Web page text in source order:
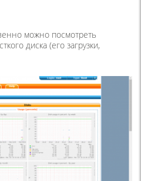
можно посмотреть
диска (его загрузки,